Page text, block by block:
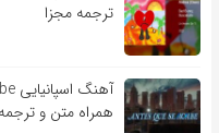
ترجمه مجزا
همراه متن و